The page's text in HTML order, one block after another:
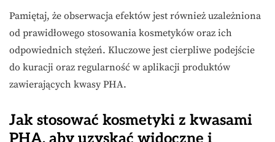
Pamiętaj, że obserwacja efektów jest również uzależniona
od prawidłowego stosowania kosmetyków oraz ich
odpowiednich stężeń. Kluczowe jest cierpliwe podejście
do kuracji oraz regularność w aplikacji produktów
zawierających kwasy PHA.
Jak stosować kosmetyki z kwasami